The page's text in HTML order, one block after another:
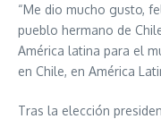
“Me dio mucho gusto,
pueblo hermano de
América latina para el
en Chile, en América
Tras la elección